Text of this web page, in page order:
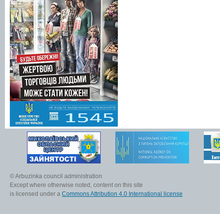
© Arbuzinka council administration
Except where otherwise noted, content on this site
is licensed under a Commons Attribution 4.0 International license